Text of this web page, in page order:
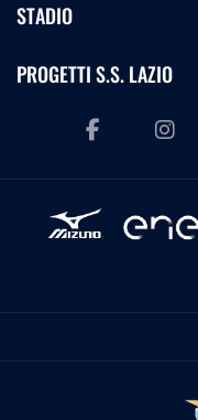
STADIO
PROGETTI S.S. LAZIO